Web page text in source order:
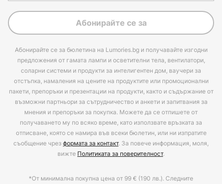
Абонирайте се за
Абонирайте се за бюлетина на Lumories.bg и получавайте изгодни
предложения от гамата лампи и осветителни тела, вентилатори,
соларни системи и продукти за интелигентен дом, ваучери за
отстъпка, намаления на цените на продуктите или промоционални
пакети, препоръки и презентации на продукти, както и съдържание от
възможни партньори за сътрудничество и анкети и запитвания за
мнения и препоръки за покупка. Можете да се отпишете от
получаването му по всяко време, като използвате връзката за
отписване, която се намира във всеки бюлетин, или ни изпратите
съобщение чрезформата за контакт. За повече информация, моля,
вижте Политиката за поверителност.
*От минимална покупна цена от 99 € (190 лв.). Следните